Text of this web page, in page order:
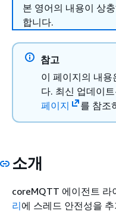
본 영어의 내용이 상
합니다.
참고
이 페이지의 내용
다. 최신 업데이
페이지
를 참조
소개
coreMQTT 에이전트 라
리에 스레드 안전성을